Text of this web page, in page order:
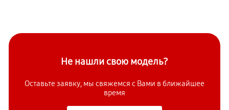
Не нашли свою модель?
Оставьте заявку, мы свяжемся с Вами в ближайшее
время